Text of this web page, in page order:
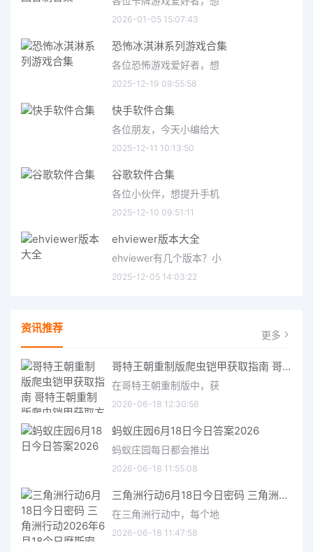
2026-01-05 15:07:43
恐怖冰淇淋系列游戏合集
各位恐怖游戏爱好者，想
2025-12-19 09:55:58
快手软件合集
各位朋友，今天小编给大
2025-12-11 10:13:50
谷歌软件合集
各位小伙伴，想提升手机
2025-12-10 09:51:11
ehviewer版本大全
ehviewer有几个版本？小
2025-12-05 14:03:22
资讯推荐 更多
哥特王朝重制版爬虫铠甲获取指南 哥特王朝重制版爬虫铠甲获取方法
在哥特王朝重制版中，获
2026-06-18 12:30:56
蚂蚁庄园6月18日今日答案2026
蚂蚁庄园每日都会推出
2026-06-18 11:55:08
三角洲行动6月18日今日密码 三角洲行动2026年6月18今日摩斯密码分享
在三角洲行动中，每个地
2026-06-18 11:47:58